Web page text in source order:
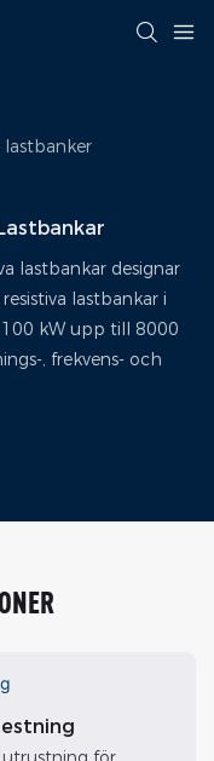
lastbanker
lastbankar designar
lastbankar i
kW upp till 8000
, frekvens- och